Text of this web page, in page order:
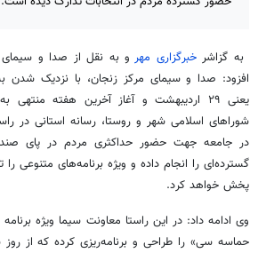
به گزاشرخبرگزاری مهر و به نقل از صدا و
افزود: صدا و سیمای مرکز زنجان، با نزدیک شدن
یعنی ۲۹ اردیبهشت و آغاز آخرین هفته
شوراهای اسلامی شهر و روستا، رسانه استانی در
در جامعه جهت حضور حداکثری مردم در پای
گسترده‌ای را انجام داده و ویژه برنامه‌های متنوعی
پخش خواهد کرد.
وی ادامه داد: در این راستا معاونت سیما ویژه
حماسه سی» را طراحی و برنامه‌ریزی کرده که از روز